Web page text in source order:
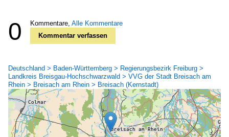
0 Kommentare, Alle Kommentare
Kommentar verfassen
Deutschland > Baden-Württemberg > Regierungsbezirk Freiburg >
Landkreis Breisgau-Hochschwarzwald > VVG der Stadt Breisach am
Rhein > Breisach am Rhein > Breisach (Kernstadt)